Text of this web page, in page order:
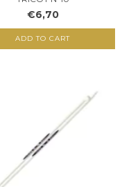
€6,70
ADD TO CART